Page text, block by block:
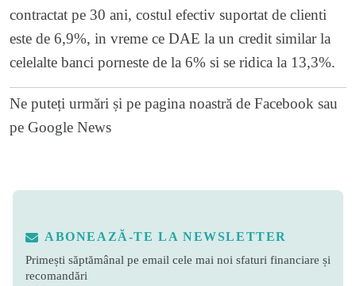
contractat pe 30 ani, costul efectiv suportat de clienti
este de 6,9%, in vreme ce DAE la un credit similar la
celelalte banci porneste de la 6% si se ridica la 13,3%.
Ne puteți urmări și pe pagina noastră de Facebook sau
pe Google News
ABONEAZĂ-TE LA NEWSLETTER
Primești săptămânal pe email cele mai noi sfaturi financiare și
recomandări